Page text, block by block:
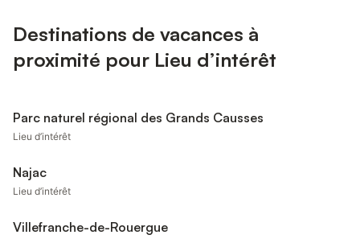
Destinations de vacances à
proximité pour Lieu d’intérêt
Parc naturel régional des Grands Causses
Lieu d’intérêt
Najac
Lieu d’intérêt
Villefranche-de-Rouergue